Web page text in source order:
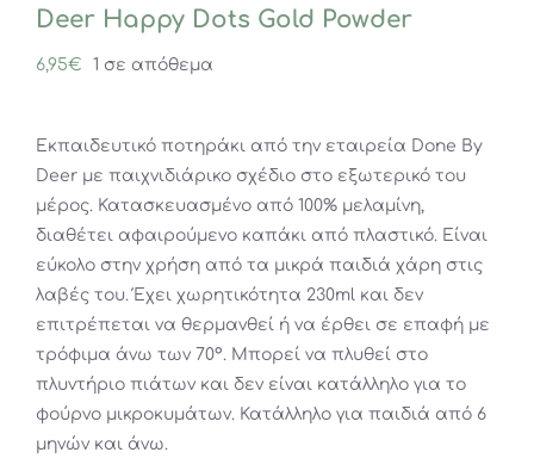
Deer Happy Dots Gold Powder
6,95€ 1 σε απόθεμα
Εκπαιδευτικό ποτηράκι από την εταιρεία Done By
Deer με παιχνιδιάρικο σχέδιο στο εξωτερικό του
μέρος. Κατασκευασμένο από 100% μελαμίνη,
διαθέτει αφαιρούμενο καπάκι από πλαστικό. Είναι
εύκολο στην χρήση από τα μικρά παιδιά χάρη στις
λαβές του. Έχει χωρητικότητα 230ml και δεν
επιτρέπεται να θερμανθεί ή να έρθει σε επαφή με
τρόφιμα άνω των 70°. Μπορεί να πλυθεί στο
πλυντήριο πιάτων και δεν είναι κατάλληλο για το
φούρνο μικροκυμάτων. Κατάλληλο για παιδιά από 6
μηνών και άνω.